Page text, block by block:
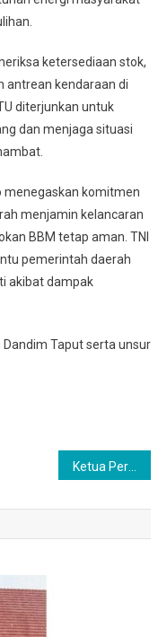
Banjir
ketersediaan stok,
antrean kendaraan di
diterjunkan untuk
dan menjaga situasi
menegaskan komitmen
menjamin kelancaran
BBM tetap aman. TNI
pemerintah daerah
akibat dampak
Taput serta unsur